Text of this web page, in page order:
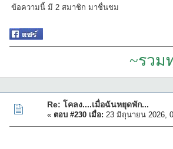
ข้อความนี้ มี 2 สมาชิก มาชื่นชม
~รวม
Re: โคลง....เมื่อฉันหยุดพัก...
« ตอบ #230 เมื่อ: 23 มิถุนายน 2026,